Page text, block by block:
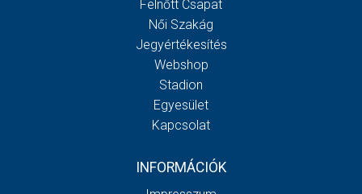
Felnőtt Csapat
Női Szakág
Jegyértékesítés
Webshop
Stadion
Egyesület
Kapcsolat
INFORMÁCIÓK